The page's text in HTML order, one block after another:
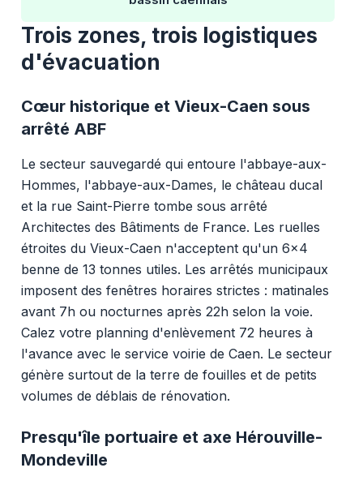
Trois zones, trois logistiques
d'évacuation
Cœur historique et Vieux-Caen sous
arrêté ABF
Le secteur sauvegardé qui entoure l'abbaye-aux-
Hommes, l'abbaye-aux-Dames, le château ducal
et la rue Saint-Pierre tombe sous arrêté
Architectes des Bâtiments de France. Les ruelles
étroites du Vieux-Caen n'acceptent qu'un 6x4
benne de 13 tonnes utiles. Les arrêtés municipaux
imposent des fenêtres horaires strictes : matinales
avant 7h ou nocturnes après 22h selon la voie.
Calez votre planning d'enlèvement 72 heures à
l'avance avec le service voirie de Caen. Le secteur
génère surtout de la terre de fouilles et de petits
volumes de déblais de rénovation.
Presqu'île portuaire et axe Hérouville-
Mondeville